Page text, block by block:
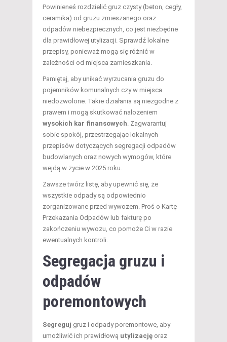
Powinieneś rozdzielić gruz czysty (beton, cegły,
ceramika) od gruzu zmieszanego oraz
odpadów niebezpiecznych, co jest niezbędne
dla prawidłowej utylizacji. Sprawdź lokalne
przepisy, ponieważ mogą się różnić w
zależności od miejsca zamieszkania.
Pamiętaj, aby unikać wyrzucania gruzu do
pojemników komunalnych czy w miejsca
niedozwolone. Takie działania są niezgodne z
prawem i mogą skutkować nałożeniem
wysokich kar finansowych . Zagwarantuj
sobie spokój, przestrzegając lokalnych
przepisów dotyczących segregacji odpadów
budowlanych oraz nowych wymogów, które
wejdą w życie w 2025 roku.
Zawsze twórz listę, aby upewnić się, że
wszystkie odpady są odpowiednio
zorganizowane przed wywozem. Proś o Kartę
Przekazania Odpadów lub fakturę po
zakończeniu wywozu, co pomoże Ci w razie
ewentualnych kontroli.
Segregacja gruzu i
odpadów
poremontowych
Segreguj gruz i odpady poremontowe, aby
umożliwić ich prawidłową utylizację oraz